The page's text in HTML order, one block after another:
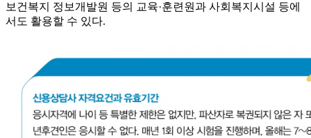
보건복지 정보개발원 등의 교육·훈련원과 사회복지시설 등에
서도 활용할 수 있다.